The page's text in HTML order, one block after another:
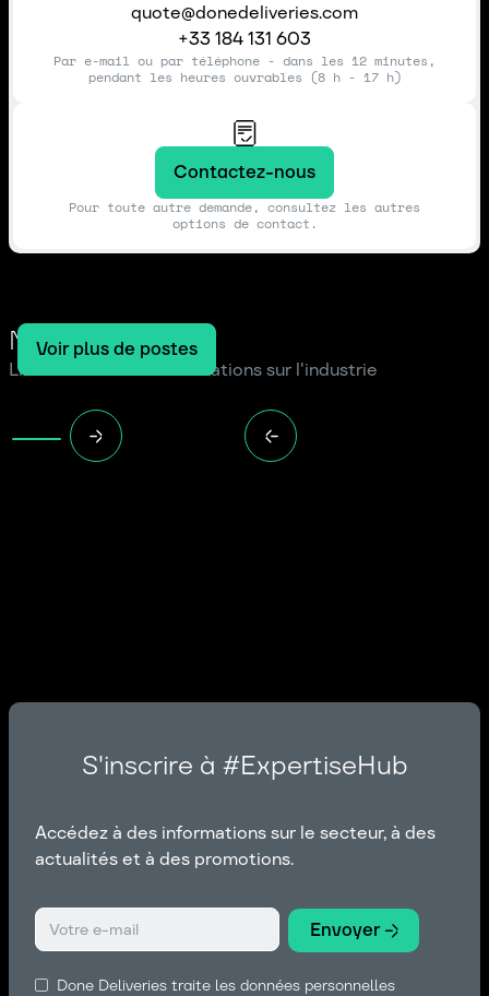
quote@donedeliveries.com
+33 184 131 603
Par e-mail ou par téléphone - dans les 12 minutes,
pendant les heures ouvrables (8 h - 17 h)
Contactez-nous
Pour toute autre demande, consultez les autres
options de contact.
Notre blog
Lire les dernières informations sur l'industrie
Voir plus de postes
S'inscrire à #ExpertiseHub
Accédez à des informations sur le secteur, à des
actualités et à des promotions.
Done Deliveries traite les données personnelles